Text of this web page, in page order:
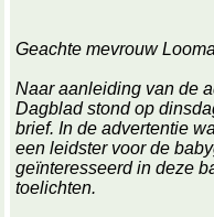
Geachte mevrouw
Naar aanleiding van de
Dagblad stond op
brief. In de advertentie
een leidster voor de
geïnteresseerd in deze
toelichten.